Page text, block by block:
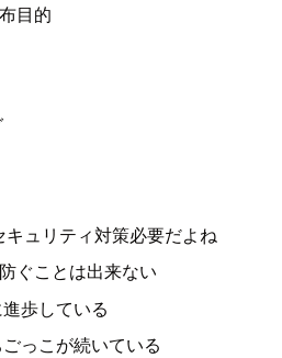
目的
ュリティ対策必要だよね
ぐことは出来ない
歩している
っこが続いている